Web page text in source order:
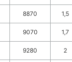
8870 1,5
9070 1,7
9280 2